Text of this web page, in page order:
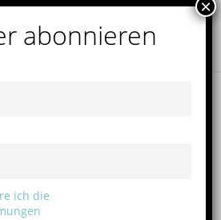
ich die